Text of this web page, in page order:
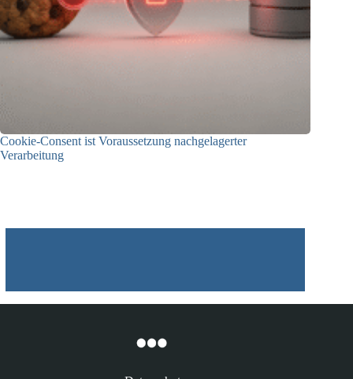
Cookie-Consent ist Voraussetzung nachgelagerter
Verarbeitung